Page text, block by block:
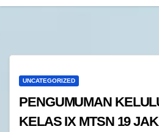
UNCATEGORIZED
PENGUMUMAN
KELAS IX MTSN 19